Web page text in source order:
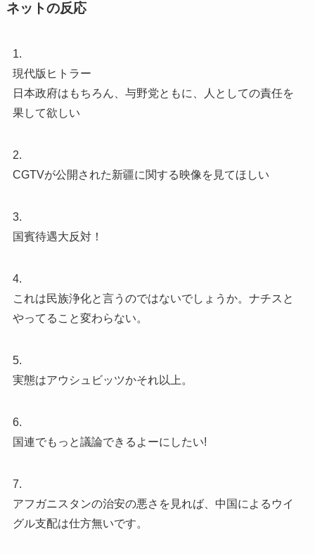
ネットの反応
1.
現代版ヒトラー
日本政府はもちろん、与野党ともに、人としての責任を
果して欲しい
2.
CGTVが公開された新疆に関する映像を見てほしい
3.
国賓待遇大反対！
4.
これは民族浄化と言うのではないでしょうか。ナチスと
やってること変わらない。
5.
実態はアウシュビッツかそれ以上。
6.
国連でもっと議論できるよーにしたい!
7.
アフガニスタンの治安の悪さを見れば、中国によるウイ
グル支配は仕方無いです。